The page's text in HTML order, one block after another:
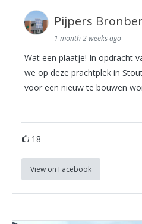
Pijpers
1 month 2 weeks ago
Wat een plaatje! In opdracht
we op deze prachtplek in
voor een nieuw te bouwen
18
View on Facebook